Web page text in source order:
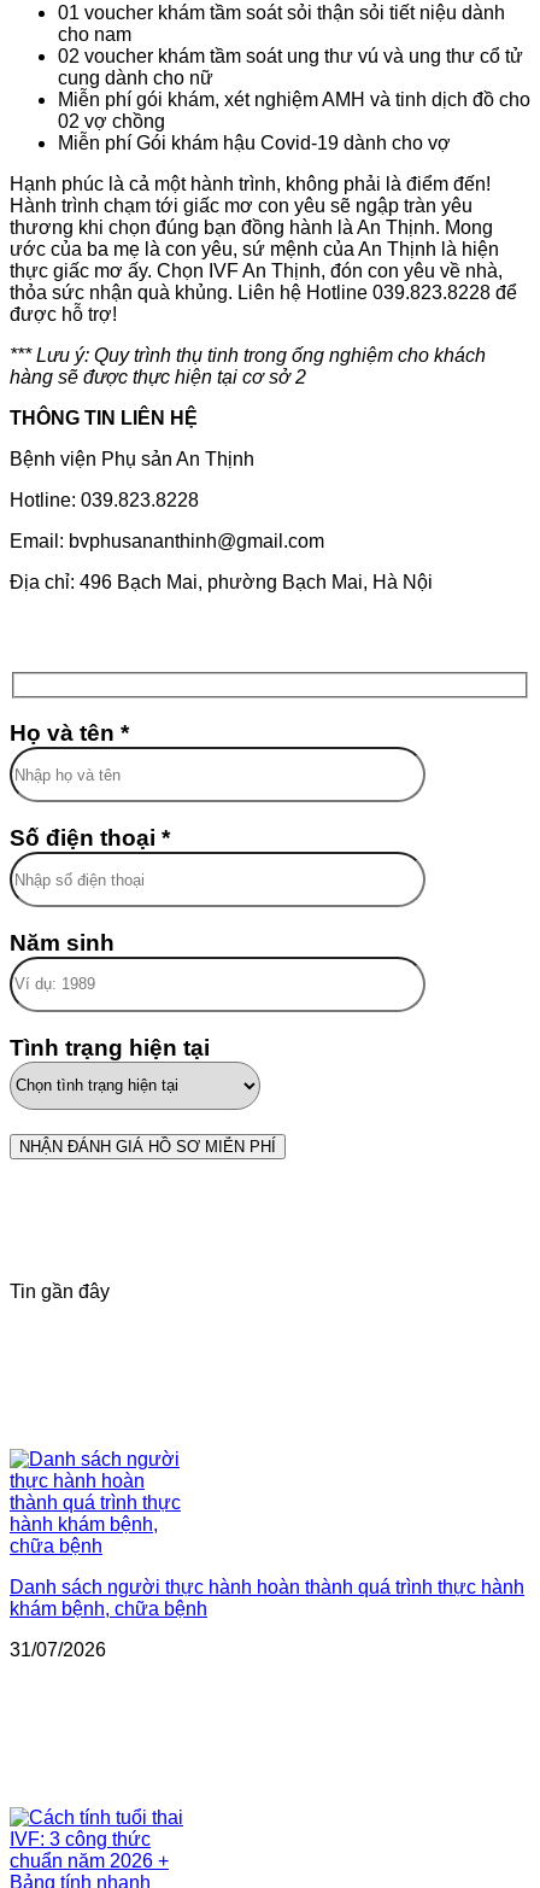
01 voucher khám tầm soát sỏi thận sỏi tiết niệu dành
cho nam
02 voucher khám tầm soát ung thư vú và ung thư cổ tử
cung dành cho nữ
Miễn phí gói khám, xét nghiệm AMH và tinh dịch đồ cho
02 vợ chồng
Miễn phí Gói khám hậu Covid-19 dành cho vợ
Hạnh phúc là cả một hành trình, không phải là điểm đến!
Hành trình chạm tới giấc mơ con yêu sẽ ngập tràn yêu
thương khi chọn đúng bạn đồng hành là An Thịnh. Mong
ước của ba mẹ là con yêu, sứ mệnh của An Thịnh là hiện
thực giấc mơ ấy. Chọn IVF An Thịnh, đón con yêu về nhà,
thỏa sức nhận quà khủng. Liên hệ Hotline 039.823.8228 để
được hỗ trợ!
*** Lưu ý: Quy trình thụ tinh trong ống nghiệm cho khách
hàng sẽ được thực hiện tại cơ sở 2
THÔNG TIN LIÊN HỆ
Bệnh viện Phụ sản An Thịnh
Hotline: 039.823.8228
Email: bvphusananthinh@gmail.com
Địa chỉ: 496 Bạch Mai, phường Bạch Mai, Hà Nội
Họ và tên *
Số điện thoại *
Năm sinh
Tình trạng hiện tại
Tin gần đây
Danh sách người thực hành hoàn thành quá trình thực hành
khám bệnh, chữa bệnh
31/07/2026